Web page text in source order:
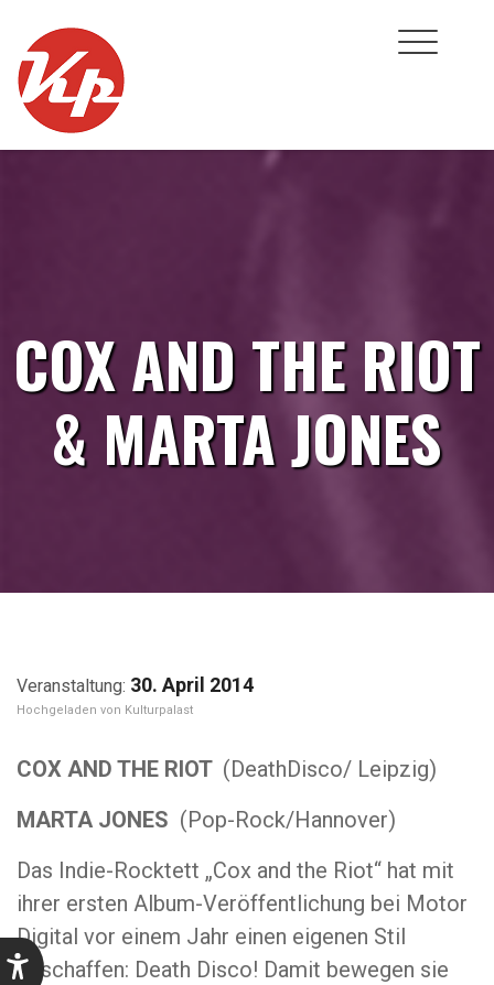
content
COX AND THE RIOT
& MARTA JONES
30. April 2014
Kulturpalast
COX AND THE RIOT (DeathDisco/ Leipzig)
MARTA JONES (Pop-Rock/Hannover)
Das Indie-Rocktett „Cox and the Riot“ hat mit
ihrer ersten Album-Veröffentlichung bei Motor
Digital vor einem Jahr einen eigenen Stil
geschaffen: Death Disco! Damit bewegen sie